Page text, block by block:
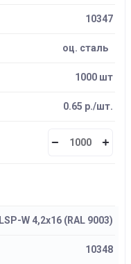
10347
оц. сталь
1000 шт
0.65 р./шт.
LSP-W 4,2х16 (RAL 9003)
10348